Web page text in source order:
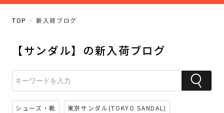
TOP 新入荷ブログ
【サンダル】の新入荷ブログ
シューズ・靴 東京サンダル(TOKYO SANDAL)